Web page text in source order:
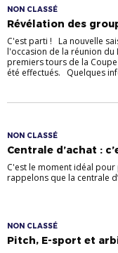
NON CLASSÉ
Révélation des
C'est parti ! La nouvelle
l'occasion de la réunion du
premiers tours de la
été effectués. Quelques
NON CLASSÉ
Centrale d’achat :
C'est le moment idéal
rappelons que la centrale
NON CLASSÉ
Pitch, E-sport et